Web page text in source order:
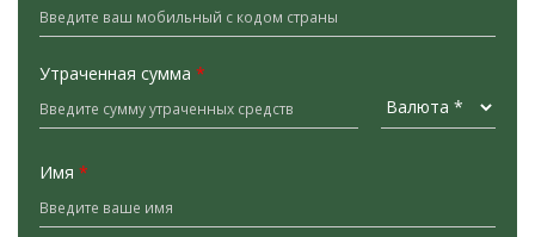
Утраченная сумма *
Имя *